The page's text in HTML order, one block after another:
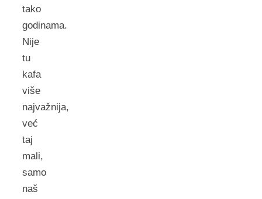
tako
godinama.
Nije
tu
kafa
više
najvažnija,
već
taj
mali,
samo
naš